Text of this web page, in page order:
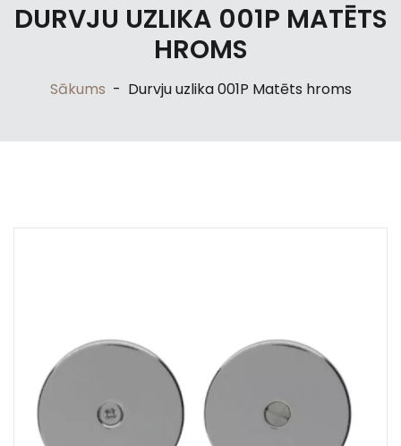
DURVJU UZLIKA 001P MATĒTS
HROMS
Sākums - Durvju uzlika 001P Matēts hroms